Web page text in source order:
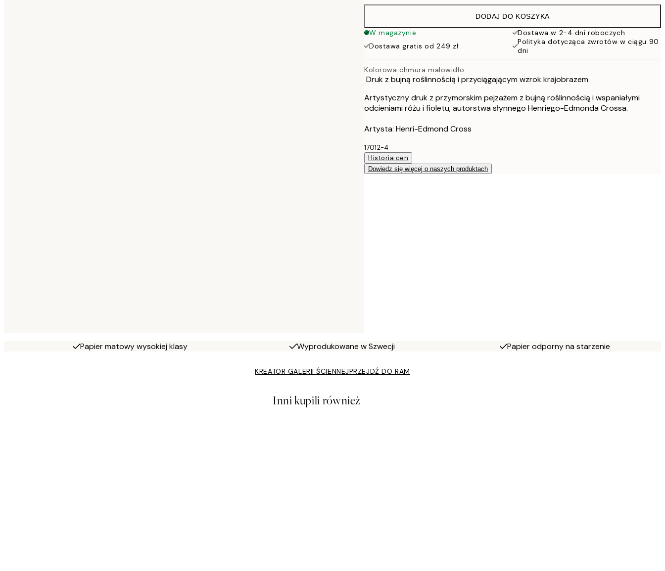
86 zł
152 zł
DODAJ DO KOSZYKA
W magazynie
Dostawa w 2-4 dni roboczych
Dostawa gratis od 249 zł
Polityka dotycząca zwrotów w ciągu 90
dni
Kolorowa chmura malowidło
Druk z bujną roślinnością i przyciągającym wzrok krajobrazem
Artystyczny druk z przymorskim pejzażem z bujną roślinnością i wspaniałymi
odcieniami różu i fioletu, autorstwa słynnego Henriego-Edmonda Crossa.
Artysta: Henri-Edmond Cross
17012-4
Historia cen
Dowiedz się więcej o naszych produktach
Papier matowy wysokiej klasy Wyprodukowane w Szwecji Papier odporny na starzenie
KREATOR GALERII ŚCIENNEJPRZEJDŹ DO RAM
Inni kupili również